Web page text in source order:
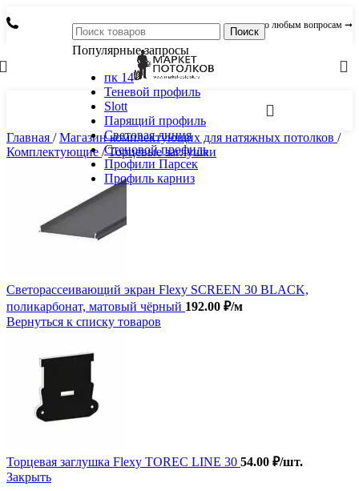
по любым вопросам ➞
Поиск
Популярные запросы
пк 14
Теневой профиль
Slott
Парящий профиль
Световая линия
Стеновой профиль
Профили Парсек
Профиль карниз
Главная / Магазин комплектующих для натяжных потолков /
Комплектующие / Торцевые заглушки
Светорассеивающий экран Flexy SCREEN 30 BLACK,
поликарбонат, матовый чёрный 192.00 ₽/м
Вернуться к списку товаров
Торцевая заглушка Flexy TOREC LINE 30 54.00 ₽/шт.
Закрыть